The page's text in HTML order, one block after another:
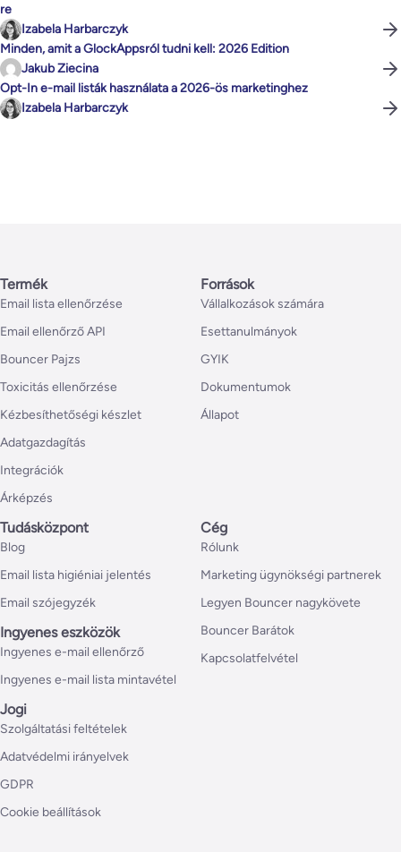
re
Izabela Harbarczyk
Minden, amit a GlockAppsról tudni kell: 2026 Edition
Jakub Ziecina
Opt-In e-mail listák használata a 2026-ös marketinghez
Izabela Harbarczyk
Termék
Email lista ellenőrzése
Email ellenőrző API
Bouncer Pajzs
Toxicitás ellenőrzése
Kézbesíthetőségi készlet
Adatgazdagítás
Integrációk
Árképzés
Források
Vállalkozások számára
Esettanulmányok
GYIK
Dokumentumok
Állapot
Tudásközpont
Blog
Email lista higiéniai jelentés
Email szójegyzék
Ingyenes eszközök
Ingyenes e-mail ellenőrző
Ingyenes e-mail lista mintavétel
Cég
Rólunk
Marketing ügynökségi partnerek
Legyen Bouncer nagykövete
Bouncer Barátok
Kapcsolatfelvétel
Jogi
Szolgáltatási feltételek
Adatvédelmi irányelvek
GDPR
Cookie beállítások